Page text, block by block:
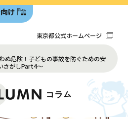
け
東京都公式ホームページ
ぬ危険！子どもの事故を防ぐための安
さがしPart4〜